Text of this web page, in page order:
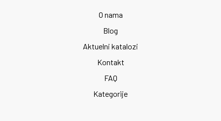
O nama
Blog
Aktuelni katalozi
Kontakt
FAQ
Kategorije